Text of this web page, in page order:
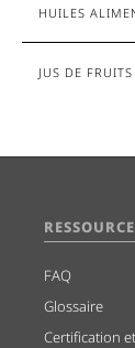
HUILES
JUS DE FRUITS
FAQ
Glossaire
Certification